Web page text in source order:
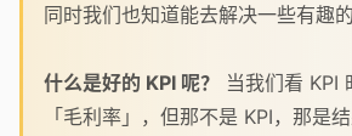
同时我们也知道能去解决一些有趣的
什么是好的 KPI 呢？
当我们看 KPI
「毛利率」，但那不是 KPI，那是